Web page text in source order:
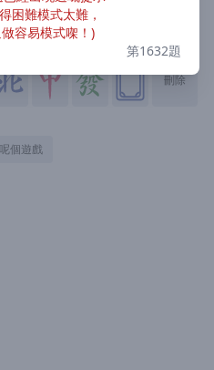
刪除
個遊戲
困難模式太難，
容易模式㗎！)
第1632題